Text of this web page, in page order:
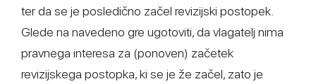
ter da se je posledično začel revizijski postopek.
Glede na navedeno gre ugotoviti, da vlagatelj nima
pravnega interesa za (ponoven) začetek
revizijskega postopka, ki se je že začel, zato je